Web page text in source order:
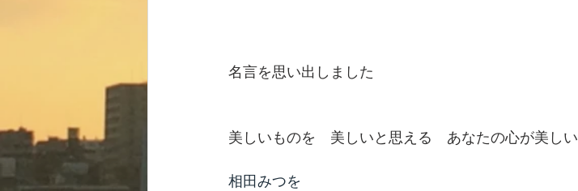
名言を思い出しました
美しいものを　美しいと思える　あなたの心が美しい
相田みつを